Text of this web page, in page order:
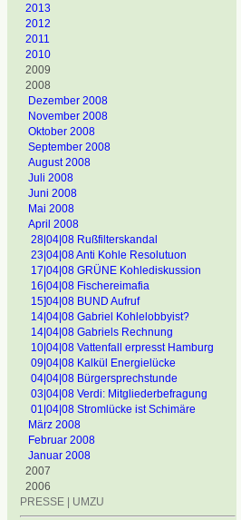
2013
2012
2011
2010
2009
2008
Dezember 2008
November 2008
Oktober 2008
September 2008
August 2008
Juli 2008
Juni 2008
Mai 2008
April 2008
28|04|08 Rußfilterskandal
23|04|08 Anti Kohle Resolutuon
17|04|08 GRÜNE Kohlediskussion
16|04|08 Fischereimafia
15]04|08 BUND Aufruf
14|04|08 Gabriel Kohlelobbyist?
14|04|08 Gabriels Rechnung
10|04|08 Vattenfall erpresst Hamburg
09|04|08 Kalkül Energielücke
04|04|08 Bürgersprechstunde
03|04|08 Verdi: Mitgliederbefragung
01|04|08 Stromlücke ist Schimäre
März 2008
Februar 2008
Januar 2008
2007
2006
PRESSE | UMZU